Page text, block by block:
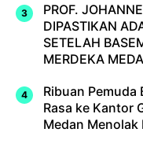
PROF.
DIPASTIKAN
SETELAH
MERDEKA
Ribuan Pemuda
Rasa ke Kantor
Medan Menolak